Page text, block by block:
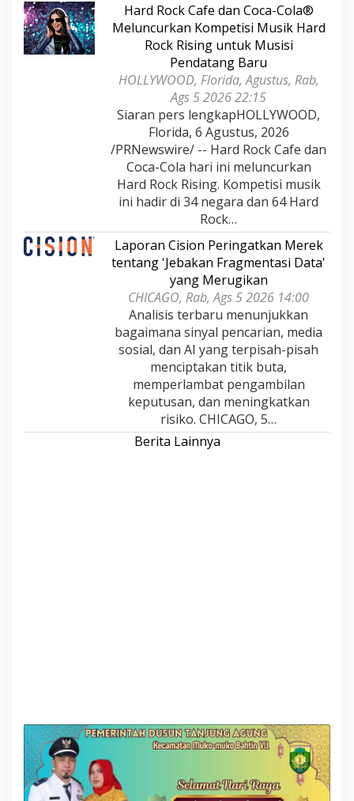
Hard Rock Cafe dan Coca-Cola®
Meluncurkan Kompetisi Musik Hard
Rock Rising untuk Musisi
Pendatang Baru
HOLLYWOOD, Florida, Agustus, Rab,
Ags 5 2026 22:15
Siaran pers lengkapHOLLYWOOD,
Florida, 6 Agustus, 2026
/PRNewswire/ -- Hard Rock Cafe dan
Coca-Cola hari ini meluncurkan
Hard Rock Rising. Kompetisi musik
ini hadir di 34 negara dan 64 Hard
Rock…
Laporan Cision Peringatkan Merek
tentang 'Jebakan Fragmentasi Data'
yang Merugikan
CHICAGO, Rab, Ags 5 2026 14:00
Analisis terbaru menunjukkan
bagaimana sinyal pencarian, media
sosial, dan AI yang terpisah-pisah
menciptakan titik buta,
memperlambat pengambilan
keputusan, dan meningkatkan
risiko. CHICAGO, 5…
Berita Lainnya